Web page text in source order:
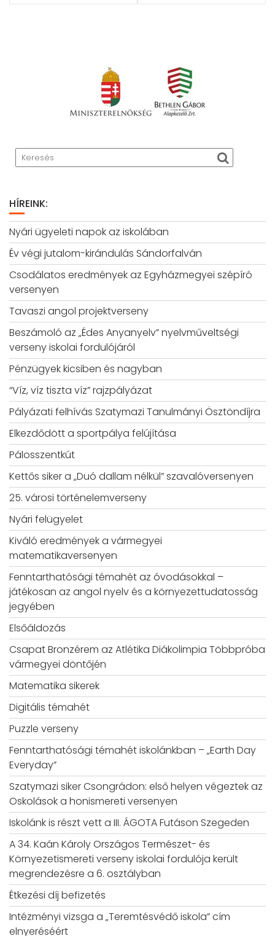
HÍREINK:
Nyári ügyeleti napok az iskolában
Év végi jutalom-kirándulás Sándorfalván
Csodálatos eredmények az Egyházmegyei szépíró
versenyen
Tavaszi angol projektverseny
Beszámoló az „Édes Anyanyelv” nyelvműveltségi
verseny iskolai fordulójáról
Pénzügyek kicsiben és nagyban
“Víz, víz tiszta víz” rajzpályázat
Pályázati felhívás Szatymazi Tanulmányi Ösztöndíjra
Elkezdődött a sportpálya felújítása
Pálosszentkút
Kettős siker a „Duó dallam nélkül” szavalóversenyen
25. városi történelemverseny
Nyári felügyelet
Kiváló eredmények a vármegyei
matematikaversenyen
Fenntarthatósági témahét az óvodásokkal –
játékosan az angol nyelv és a környezettudatosság
jegyében
Elsőáldozás
Csapat Bronzérem az Atlétika Diákolimpia Többpróba
vármegyei döntőjén
Matematika sikerek
Digitális témahét
Puzzle verseny
Fenntarthatósági témahét iskolánkban – „Earth Day
Everyday”
Szatymazi siker Csongrádon: első helyen végeztek az
Oskolások a honismereti versenyen
Iskolánk is részt vett a III. ÁGOTA Futáson Szegeden
A 34. Kaán Károly Országos Természet- és
Környezetismereti verseny iskolai fordulója került
megrendezésre a 6. osztályban
Étkezési díj befizetés
Intézményi vizsga a „Teremtésvédő iskola” cím
elnyeréséért